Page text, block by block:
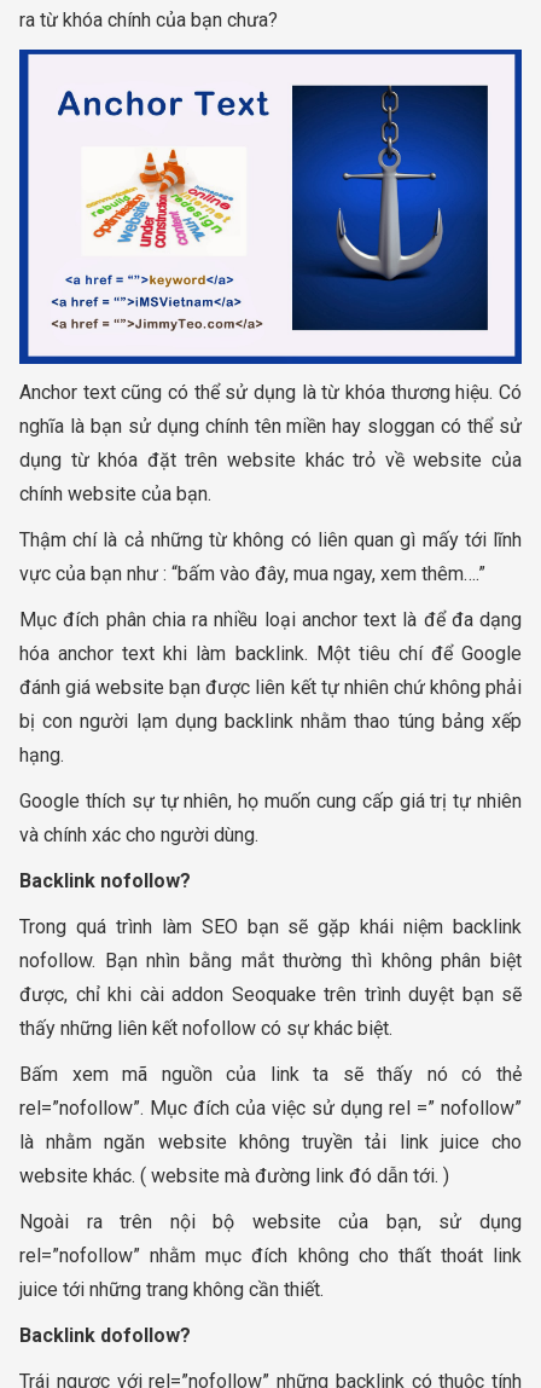
ra từ khóa chính của bạn chưa?
Anchor text cũng có thể sử dụng là từ khóa thương hiệu. Có
nghĩa là bạn sử dụng chính tên miền hay sloggan có thể sử
dụng từ khóa đặt trên website khác trỏ về website của
chính website của bạn.
Thậm chí là cả những từ không có liên quan gì mấy tới lĩnh
vực của bạn như : “bấm vào đây, mua ngay, xem thêm….”
Mục đích phân chia ra nhiều loại anchor text là để đa dạng
hóa anchor text khi làm backlink. Một tiêu chí để Google
đánh giá website bạn được liên kết tự nhiên chứ không phải
bị con người lạm dụng backlink nhằm thao túng bảng xếp
hạng.
Google thích sự tự nhiên, họ muốn cung cấp giá trị tự nhiên
và chính xác cho người dùng.
Backlink nofollow?
Trong quá trình làm SEO bạn sẽ gặp khái niệm backlink
nofollow. Bạn nhìn bằng mắt thường thì không phân biệt
được, chỉ khi cài addon Seoquake trên trình duyệt bạn sẽ
thấy những liên kết nofollow có sự khác biệt.
Bấm xem mã nguồn của link ta sẽ thấy nó có thẻ
rel=”nofollow”. Mục đích của việc sử dụng rel =” nofollow”
là nhằm ngăn website không truyền tải link juice cho
website khác. ( website mà đường link đó dẫn tới. )
Ngoài ra trên nội bộ website của bạn, sử dụng
rel=”nofollow” nhằm mục đích không cho thất thoát link
juice tới những trang không cần thiết.
Backlink dofollow?
Trái ngược với rel=”nofollow” những backlink có thuộc tính